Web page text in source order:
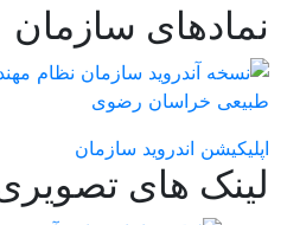
نمادهای سازمان
اپلیکیشن اندروید سازمان
لینک های